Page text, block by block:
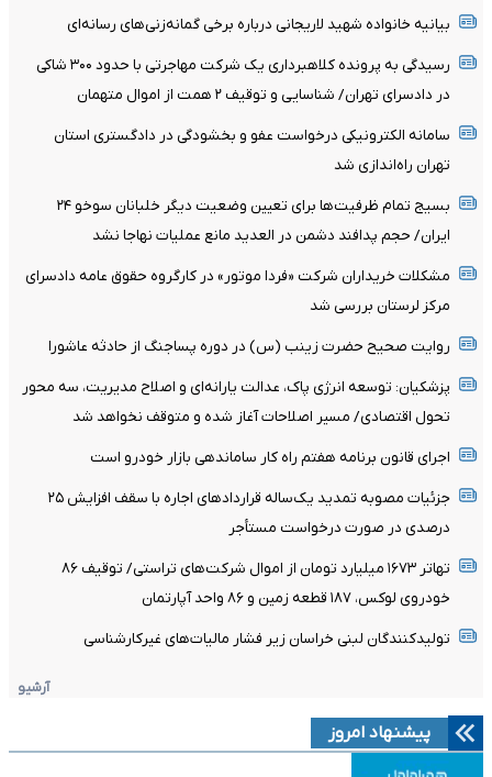
بیانیه خانواده شهید لاریجانی درباره برخی گمانه‌زنی‌های رسانه‌ای
رسیدگی به پرونده کلاهبرداری یک شرکت مهاجرتی با حدود ۳۰۰ شاکی
در دادسرای تهران/ شناسایی و توقیف ۲ همت از اموال متهمان
سامانه الکترونیکی درخواست عفو و بخشودگی در دادگستری استان
تهران راه‌اندازی شد
بسیج تمام ظرفیت‌ها برای تعیین وضعیت دیگر خلبانان سوخو ۲۴
ایران/ حجم پدافند دشمن در العدید مانع عملیات نهاجا نشد
مشکلات خریداران شرکت «فردا موتور» در کارگروه حقوق عامه دادسرای
مرکز لرستان بررسی شد
روایت صحیح حضرت زینب (س) در دوره پساجنگ از حادثه عاشورا
پزشکیان: توسعه انرژی پاک، عدالت یارانه‌ای و اصلاح مدیریت، سه محور
تحول اقتصادی/ مسیر اصلاحات آغاز شده و متوقف نخواهد شد
اجرای قانون برنامه هفتم راه کار ساماندهی بازار خودرو است
جزئیات مصوبه تمدید یک‌ساله قرارداد‌های اجاره با سقف افزایش ۲۵
درصدی در صورت درخواست مستأجر
تهاتر ۱۶۷۳ میلیارد تومان از اموال شرکت‌های تراستی/ توقیف ۸۶
خودروی لوکس، ۱۸۷ قطعه زمین و ۸۶ واحد آپارتمان
تولیدکنندگان لبنی خراسان زیر فشار مالیات‌های غیرکارشناسی
آرشیو
پیشنهاد امروز